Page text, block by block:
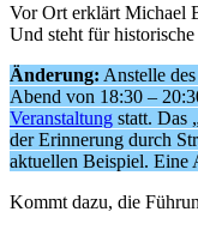
Vor Ort erklärt Michael
Und steht für
Änderung: Anstelle
Abend von 18:30 –
Veranstaltung statt. Das
der Erinnerung durch
aktuellen Beispiel. Eine
Kommt dazu, die